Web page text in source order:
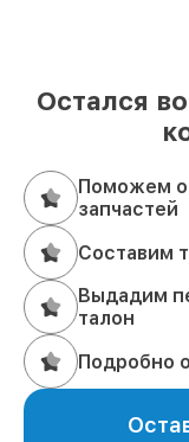
Остался
Поможем
запчастей
Составим
Выдадим
талон
Подробно